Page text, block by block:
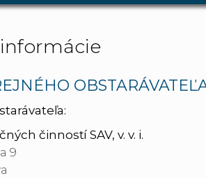
činností SAV, v. v. i.
9